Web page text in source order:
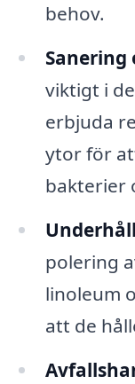
behov.
Sanering
viktigt i
erbjuda
ytor för
bakterier
polering
linoleum
att de